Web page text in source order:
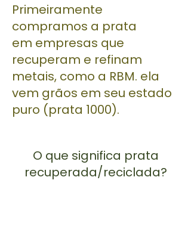
Primeiramente
compramos a prata
em empresas que
recuperam e refinam
metais, como a RBM. ela
vem grãos em seu estado
puro (prata 1000).
O que significa prata
recuperada/reciclada?